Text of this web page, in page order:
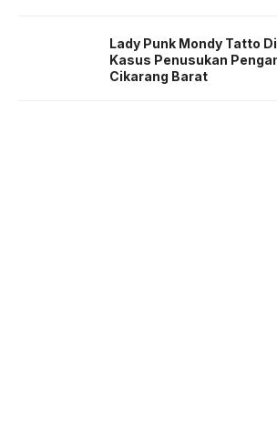
Lady Punk Mondy Tatto
Kasus Penusukan
Cikarang Barat